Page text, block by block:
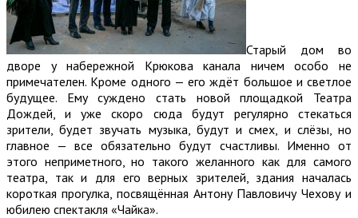
Старый дом во
дворе у набережной Крюкова канала ничем особо не
примечателен. Кроме одного — его ждёт большое и светлое
будущее. Ему суждено стать новой площадкой Театра
Дождей, и уже скоро сюда будут регулярно стекаться
зрители, будет звучать музыка, будут и смех, и слёзы, но
главное — все обязательно будут счастливы. Именно от
этого неприметного, но такого желанного как для самого
театра, так и для его верных зрителей, здания началась
короткая прогулка, посвящённая Антону Павловичу Чехову и
юбилею спектакля «Чайка».